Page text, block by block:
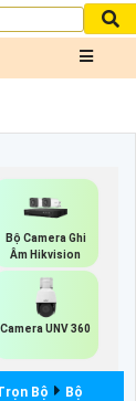
Bộ Camera Ghi
Âm Hikvision
Camera UNV 360
Bộ
Bộ